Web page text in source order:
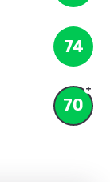
74
70